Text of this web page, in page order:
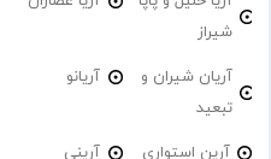
شیراز
آریان شیران و
تبعید
آریانو
آرین استواری آرینی